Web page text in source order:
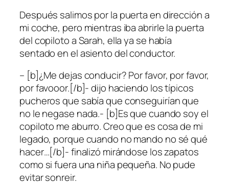
Después salimos por la puerta en dirección a
mi coche, pero mientras iba abrirle la puerta
del copiloto a Sarah, ella ya se había
sentado en el asiento del conductor.
– [b]¿Me dejas conducir? Por favor, por favor,
por favooor.[/b]- dijo haciendo los típicos
pucheros que sabía que conseguirían que
no le negase nada.- [b]Es que cuando soy el
copiloto me aburro. Creo que es cosa de mi
legado, porque cuando no mando no sé qué
hacer…[/b]- finalizó mirándose los zapatos
como si fuera una niña pequeña. No pude
evitar sonreir.